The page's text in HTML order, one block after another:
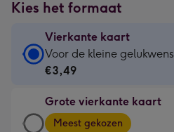
Kies het formaat
Vierkante kaart
Vierkante
kaart
€3,49
-
Voor de kleine gelukwens
€3,49
Grote vierkante kaart
Grote
Meest gekozen